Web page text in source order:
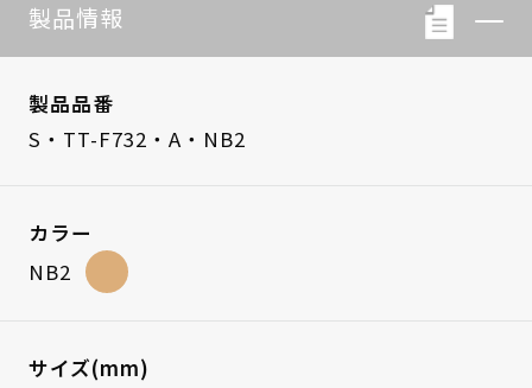
製品情報
製品品番
S・TT-F732・A・NB2
カラー
NB2
サイズ(mm)